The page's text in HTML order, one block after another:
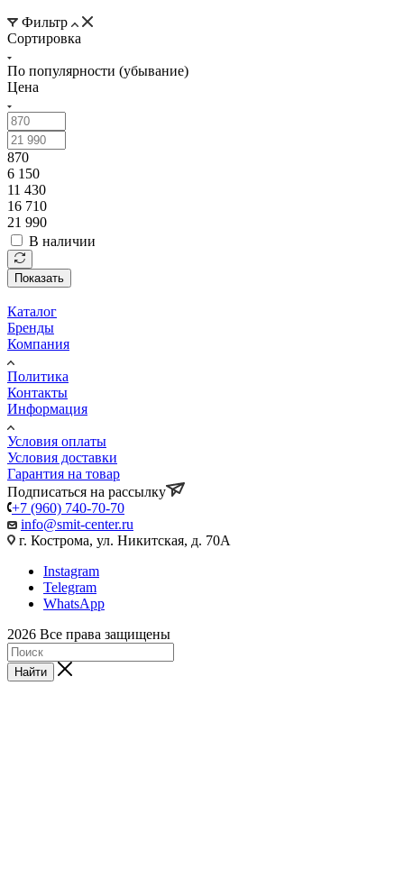
Фильтр
Сортировка
По популярности (убывание)
Цена
870
6 150
11 430
16 710
21 990
В наличии
Показать
Каталог
Бренды
Компания
Политика
Контакты
Информация
Условия оплаты
Условия доставки
Гарантия на товар
Подписаться на рассылку
+7 (960) 740-70-70
info@smit-center.ru
г. Кострома, ул. Никитская, д. 70А
Instagram
Telegram
WhatsApp
2026 Все права защищены
Найти